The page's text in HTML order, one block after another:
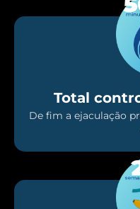
Total
De fim a ejaculação